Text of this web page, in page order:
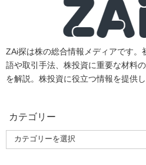
ZAi探は株の総合情報メディアです。
語や取引手法、株投資に重要な材料
を解説。株投資に役立つ情報を提供し
カテゴリー